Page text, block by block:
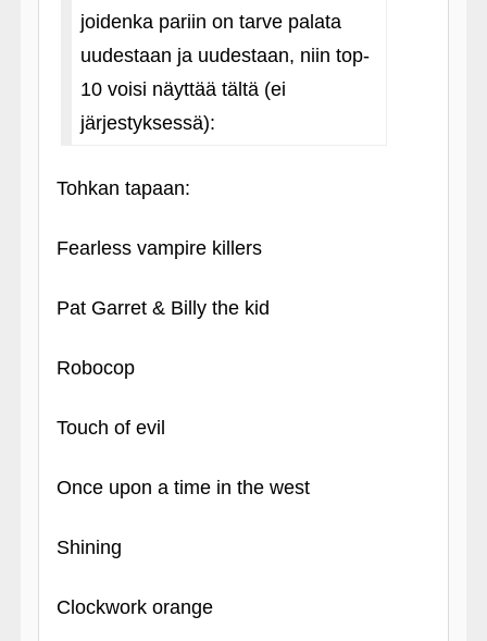
joidenka pariin on tarve palata
uudestaan ja uudestaan, niin top-
10 voisi näyttää tältä (ei
järjestyksessä):
Tohkan tapaan:
Fearless vampire killers
Pat Garret & Billy the kid
Robocop
Touch of evil
Once upon a time in the west
Shining
Clockwork orange